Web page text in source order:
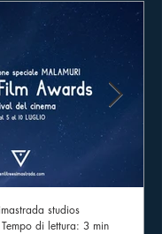
studios
Tempo di lettura: 3 min